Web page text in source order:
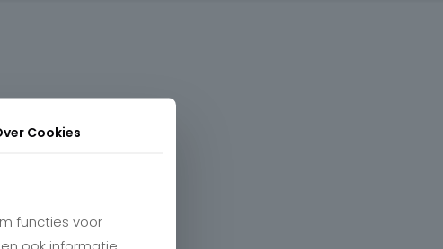
Cookies
functies voor